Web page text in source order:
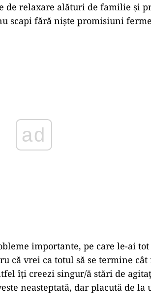
de relaxare alături de familie și
scapi fără niște promisiuni
importante, pe care le-ai
că vrei ca totul să se termine cât
îți creezi singur/ă stări de
neasteptată, dar placută de la